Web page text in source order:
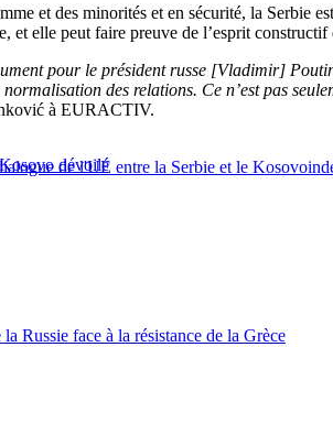
et des minorités et en sécurité, la Serbie
et elle peut faire preuve de l’esprit
pour le président russe [Vladimir]
des relations. Ce n’est pas
à EURACTIV.
dévoilé
de l'UE entre la Serbie et le Kosovo
Russie face à la résistance de la Grèce